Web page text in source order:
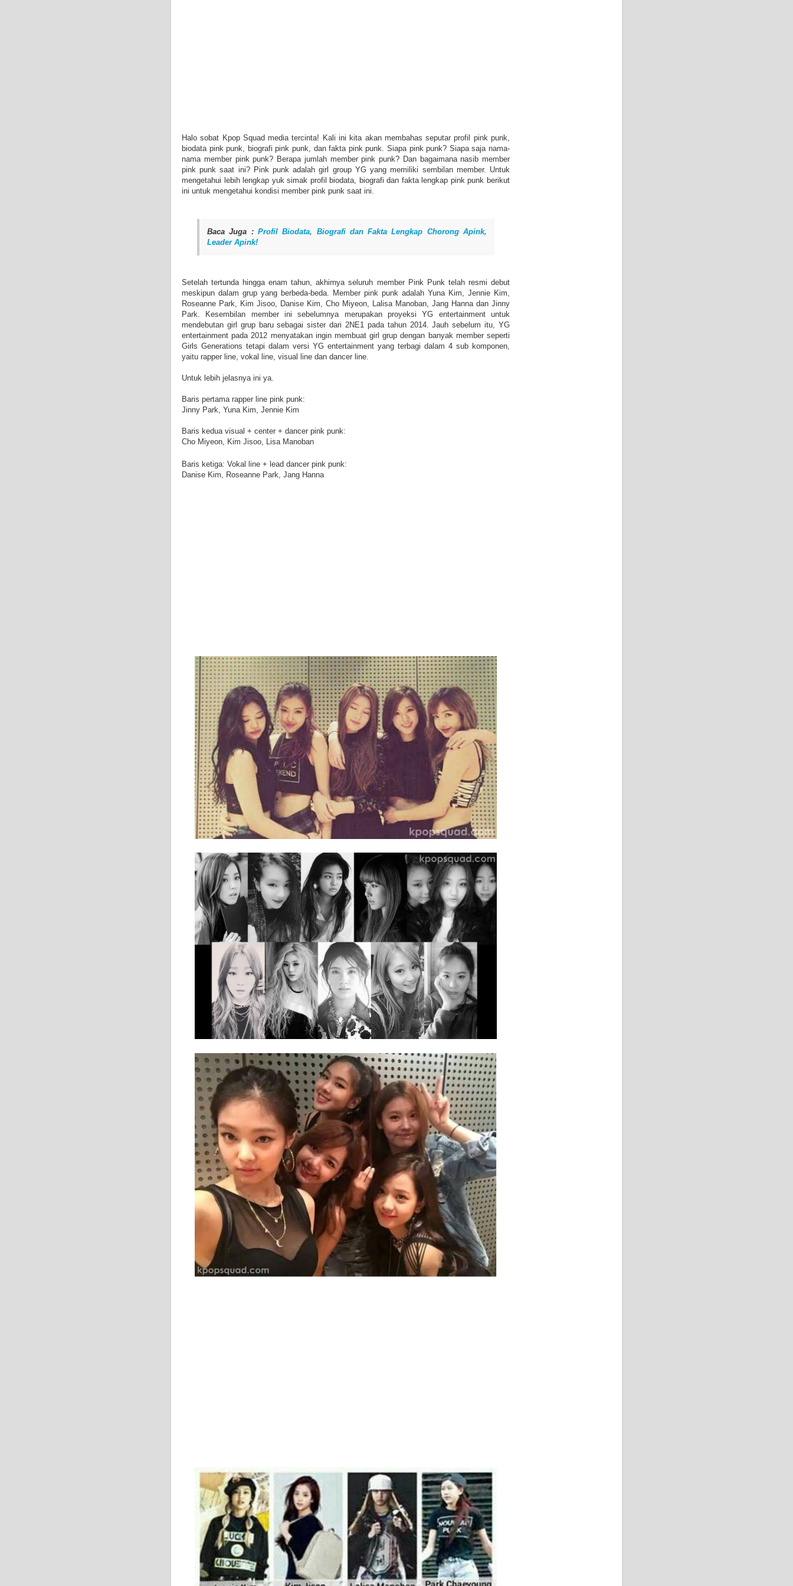
Halo sobat Kpop Squad media tercinta! Kali ini kita akan membahas seputar profil pink punk,
biodata pink punk, biografi pink punk, dan fakta pink punk. Siapa pink punk? Siapa saja nama-
nama member pink punk? Berapa jumlah member pink punk? Dan bagaimana nasib member
pink punk saat ini? Pink punk adalah girl group YG yang memiliki sembilan member. Untuk
mengetahui lebih lengkap yuk simak profil biodata, biografi dan fakta lengkap pink punk berikut
ini untuk mengetahui kondisi member pink punk saat ini.
Baca Juga : Profil Biodata, Biografi dan Fakta Lengkap Chorong Apink,
Leader Apink!
Setelah tertunda hingga enam tahun, akhirnya seluruh member Pink Punk telah resmi debut
meskipun dalam grup yang berbeda-beda. Member pink punk adalah Yuna Kim, Jennie Kim,
Roseanne Park, Kim Jisoo, Danise Kim, Cho Miyeon, Lalisa Manoban, Jang Hanna dan Jinny
Park. Kesembilan member ini sebelumnya merupakan proyeksi YG entertainment untuk
mendebutan girl grup baru sebagai sister dari 2NE1 pada tahun 2014. Jauh sebelum itu, YG
entertainment pada 2012 menyatakan ingin membuat girl grup dengan banyak member seperti
Girls Generations tetapi dalam versi YG entertainment yang terbagi dalam 4 sub komponen,
yaitu rapper line, vokal line, visual line dan dancer line.
Untuk lebih jelasnya ini ya.
Baris pertama rapper line pink punk:
Jinny Park, Yuna Kim, Jennie Kim
Baris kedua visual + center + dancer pink punk:
Cho Miyeon, Kim Jisoo, Lisa Manoban
Baris ketiga: Vokal line + lead dancer pink punk:
Danise Kim, Roseanne Park, Jang Hanna